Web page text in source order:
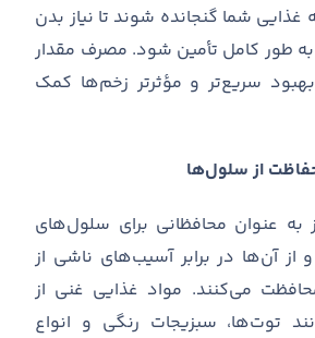
غذایی شما گنجانده شوند تا نیاز بدن
طور کامل تأمین شود. مصرف مقدار
سریعتر و مؤثرتر زخمها کمک
از سلول‌ها
به عنوان محافظانی برای سلولهای
از آنها در برابر آسیبهای ناشی از
میکنند. مواد غذایی غنی از
توتها، سبزیجات رنگی و انواع